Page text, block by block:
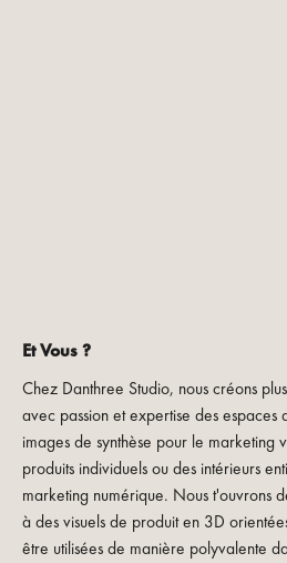
Et Vous ?
Chez Danthree Studio, nous créons
avec passion et expertise des espaces
images de synthèse pour le marketing
produits individuels ou des intérieurs
marketing numérique. Nous t'ouvrons
à des visuels de produit en 3D
être utilisées de manière polyvalente